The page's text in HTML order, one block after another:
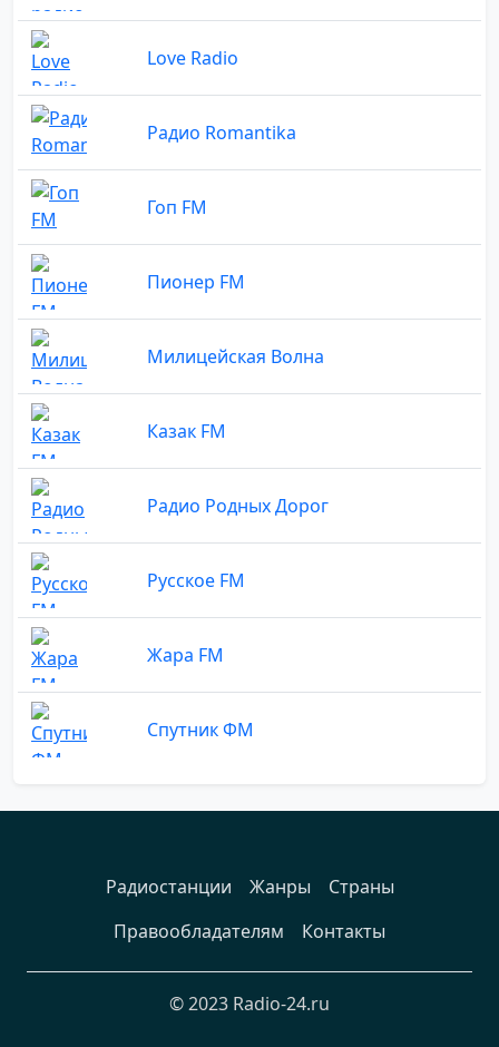
Love Radio
Радио Romantika
Гоп FM
Пионер FM
Милицейская Волна
Казак FM
Радио Родных Дорог
Русское FM
Жара FM
Спутник ФМ
Радиостанции Жанры
Страны
Правообладателям
Контакты
© 2023 Radio-24.ru